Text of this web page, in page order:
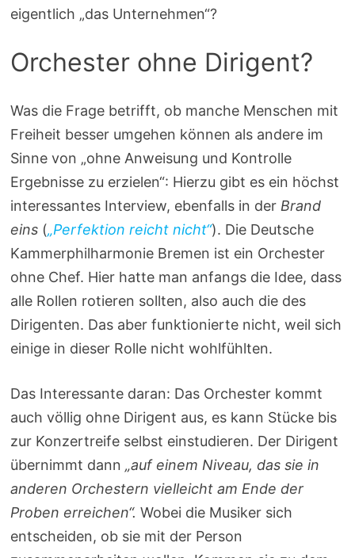
eigentlich „das Unternehmen“?
Orchester ohne Dirigent?
Was die Frage betrifft, ob manche Menschen mit
Freiheit besser umgehen können als andere im
Sinne von „ohne Anweisung und Kontrolle
Ergebnisse zu erzielen“: Hierzu gibt es ein höchst
interessantes Interview, ebenfalls in der Brand
eins („Perfektion reicht nicht“). Die Deutsche
Kammerphilharmonie Bremen ist ein Orchester
ohne Chef. Hier hatte man anfangs die Idee, dass
alle Rollen rotieren sollten, also auch die des
Dirigenten. Das aber funktionierte nicht, weil sich
einige in dieser Rolle nicht wohlfühlten.
Das Interessante daran: Das Orchester kommt
auch völlig ohne Dirigent aus, es kann Stücke bis
zur Konzertreife selbst einstudieren. Der Dirigent
übernimmt dann„auf einem Niveau, das sie in
anderen Orchestern vielleicht am Ende der
Proben erreichen“. Wobei die Musiker sich
entscheiden, ob sie mit der Person